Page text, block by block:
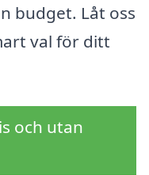
budget. Låt oss
val för ditt
och utan